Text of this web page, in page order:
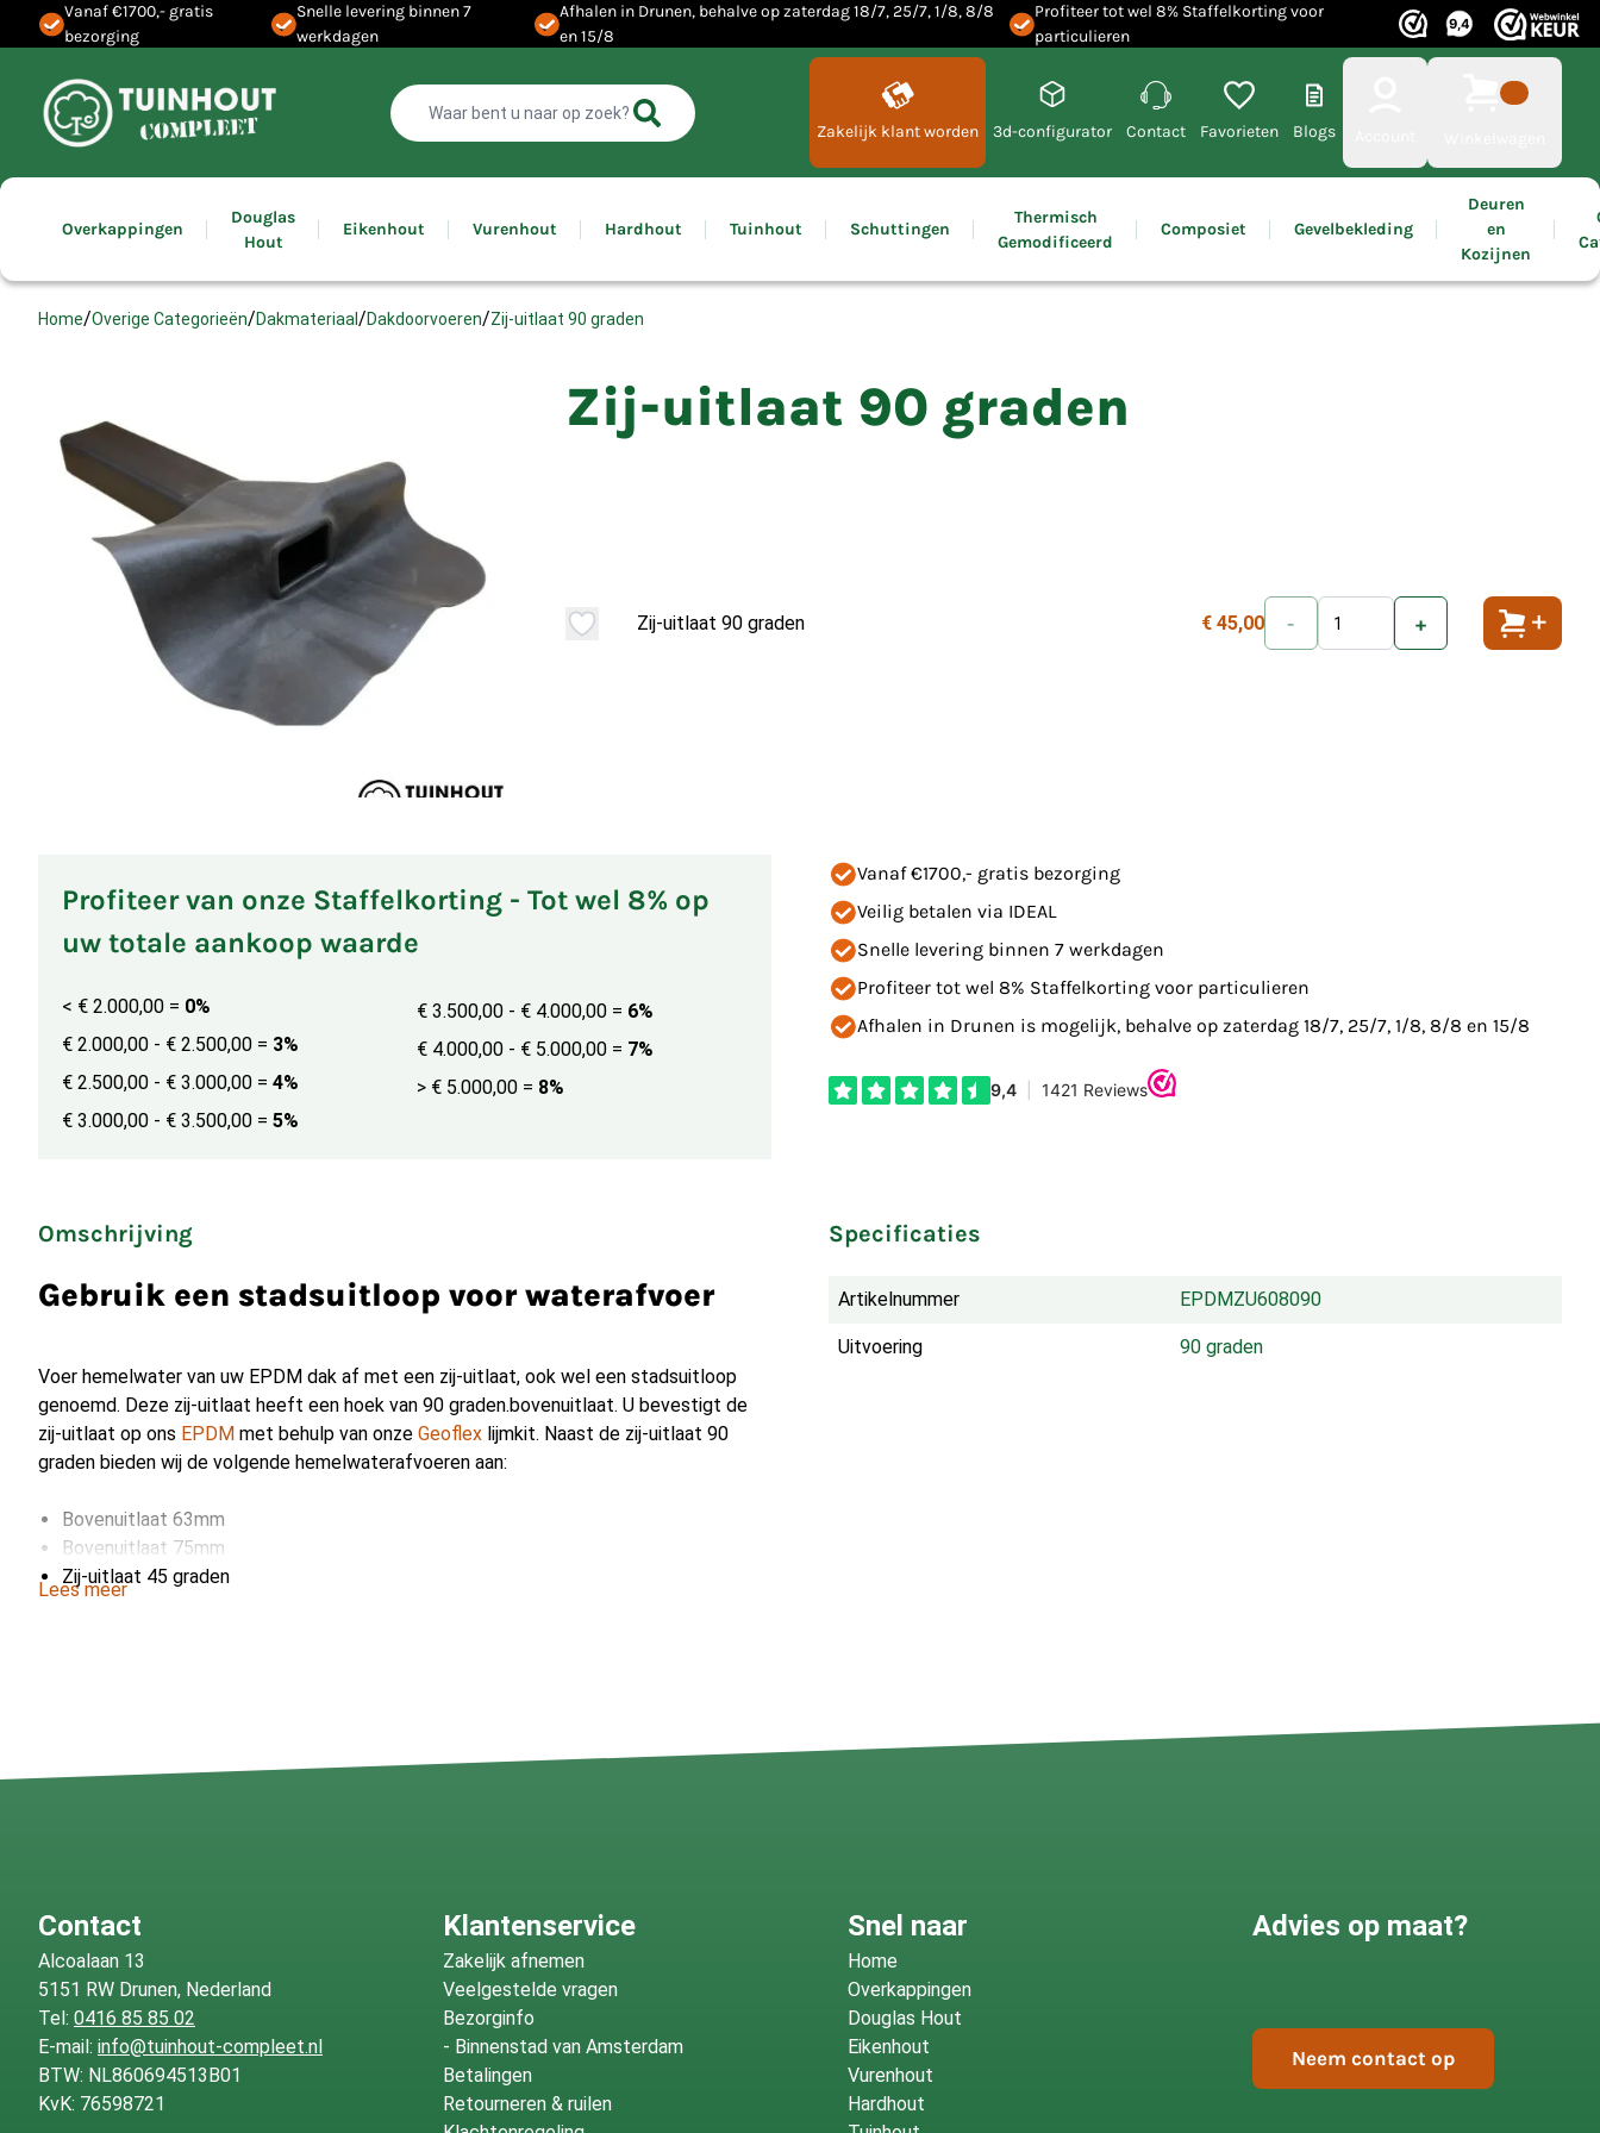
Vanaf €1700,- gratis
bezorging
Snelle levering binnen 7
werkdagen
Afhalen in Drunen, behalve op zaterdag 18/7, 25/7, 1/8, 8/8
en 15/8
Profiteer tot wel 8% Staffelkorting voor
particulieren
Zakelijk klant worden 3d-configurator Contact Favorieten Blogs
Overkappingen
Douglas
Hout
Eikenhout Vurenhout Hardhout Tuinhout Schuttingen
Thermisch
Gemodificeerd
Composiet Gevelbekleding
Deuren
en
Kozijnen
Home/Overige Categorieën/Dakmateriaal /Dakdoorvoeren/Zij-uitlaat 90 graden
Zij-uitlaat 90 graden
Zij-uitlaat 90 graden € 45,00 - +
Profiteer van onze Staffelkorting - Tot wel 8% op
uw totale aankoop waarde
< € 2.000,00 = 0%
€ 2.000,00 - € 2.500,00 = 3%
€ 2.500,00 - € 3.000,00 = 4%
€ 3.000,00 - € 3.500,00 = 5%
€ 3.500,00 - € 4.000,00 = 6%
€ 4.000,00 - € 5.000,00 = 7%
> € 5.000,00 = 8%
Vanaf €1700,- gratis bezorging
Veilig betalen via IDEAL
Snelle levering binnen 7 werkdagen
Profiteer tot wel 8% Staffelkorting voor particulieren
Afhalen in Drunen is mogelijk, behalve op zaterdag 18/7, 25/7, 1/8, 8/8 en 15/8
Omschrijving
Gebruik een stadsuitloop voor waterafvoer
Voer hemelwater van uw EPDM dak af met een zij-uitlaat, ook wel een stadsuitloop
genoemd. Deze zij-uitlaat heeft een hoek van 90 graden.bovenuitlaat. U bevestigt de
zij-uitlaat op ons EPDM met behulp van onze Geoflex lijmkit. Naast de zij-uitlaat 90
graden bieden wij de volgende hemelwaterafvoeren aan:
Bovenuitlaat 63mm
Bovenuitlaat 75mm
Zij-uitlaat 45 graden
Lees meer
Specificaties
Artikelnummer EPDMZU608090
Uitvoering 90 graden
Contact
Alcoalaan 13
5151 RW Drunen, Nederland
Tel: 0416 85 85 02
E-mail: info@tuinhout-compleet.nl
BTW: NL860694513B01
KvK: 76598721
Klantenservice
Zakelijk afnemen
Veelgestelde vragen
Bezorginfo
- Binnenstad van Amsterdam
Betalingen
Retourneren & ruilen
Snel naar
Home
Overkappingen
Douglas Hout
Eikenhout
Vurenhout
Hardhout
Advies op maat?
Neem contact op